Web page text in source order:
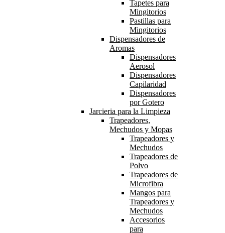
Tapetes para
Mingitorios
Pastillas para
Mingitorios
Dispensadores de
Aromas
Dispensadores
Aerosol
Dispensadores
Capilaridad
Dispensadores
por Gotero
Jarcieria para la Limpieza
Trapeadores,
Mechudos y Mopas
Trapeadores y
Mechudos
Trapeadores de
Polvo
Trapeadores de
Microfibra
Mangos para
Trapeadores y
Mechudos
Accesorios
para